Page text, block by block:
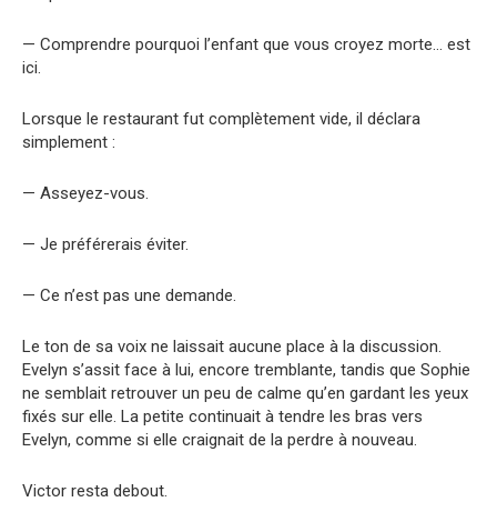
— Comprendre pourquoi l’enfant que vous croyez morte… est
ici.
Lorsque le restaurant fut complètement vide, il déclara
simplement :
— Asseyez-vous.
— Je préférerais éviter.
— Ce n’est pas une demande.
Le ton de sa voix ne laissait aucune place à la discussion.
Evelyn s’assit face à lui, encore tremblante, tandis que Sophie
ne semblait retrouver un peu de calme qu’en gardant les yeux
fixés sur elle. La petite continuait à tendre les bras vers
Evelyn, comme si elle craignait de la perdre à nouveau.
Victor resta debout.